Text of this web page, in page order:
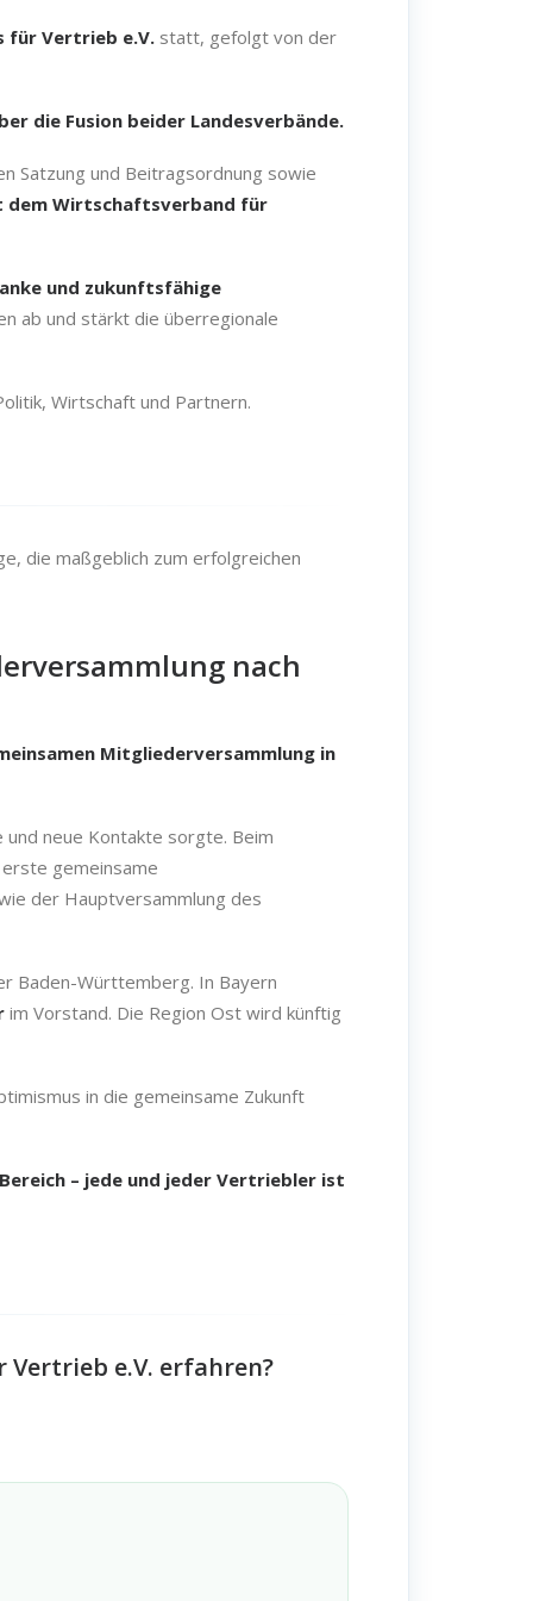
für Vertrieb e.V. statt, gefolgt von der
die Fusion beider Landesverbände.
Satzung und Beitragsordnung sowie
dem Wirtschaftsverband für
und zukunftsfähige
ab und stärkt die überregionale
Wirtschaft und Partnern.
die maßgeblich zum erfolgreichen
nach
Mitgliederversammlung in
neue Kontakte sorgte. Beim
gemeinsame
der Hauptversammlung des
Baden-Württemberg. In Bayern
im Vorstand. Die Region Ost wird künftig
in die gemeinsame Zukunft
– jede und jeder Vertriebler ist
e.V. erfahren?